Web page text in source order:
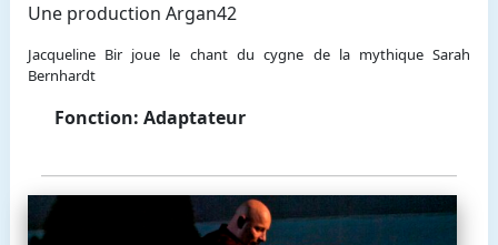
Une production Argan42
Jacqueline Bir joue le chant du cygne de la mythique Sarah
Bernhardt
Fonction: Adaptateur